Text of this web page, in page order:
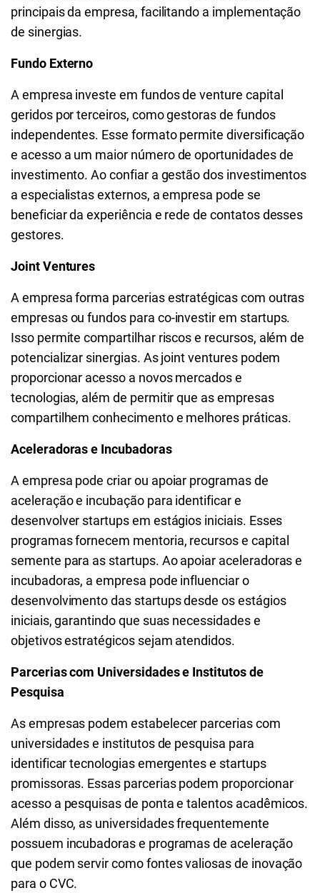
principais da empresa, facilitando a implementação
de sinergias.
Fundo Externo
A empresa investe em fundos de venture capital
geridos por terceiros, como gestoras de fundos
independentes. Esse formato permite diversificação
e acesso a um maior número de oportunidades de
investimento. Ao confiar a gestão dos investimentos
a especialistas externos, a empresa pode se
beneficiar da experiência e rede de contatos desses
gestores.
Joint Ventures
A empresa forma parcerias estratégicas com outras
empresas ou fundos para co-investir em startups.
Isso permite compartilhar riscos e recursos, além de
potencializar sinergias. As joint ventures podem
proporcionar acesso a novos mercados e
tecnologias, além de permitir que as empresas
compartilhem conhecimento e melhores práticas.
Aceleradoras e Incubadoras
A empresa pode criar ou apoiar programas de
aceleração e incubação para identificar e
desenvolver startups em estágios iniciais. Esses
programas fornecem mentoria, recursos e capital
semente para as startups. Ao apoiar aceleradoras e
incubadoras, a empresa pode influenciar o
desenvolvimento das startups desde os estágios
iniciais, garantindo que suas necessidades e
objetivos estratégicos sejam atendidos.
Parcerias com Universidades e Institutos de
Pesquisa
As empresas podem estabelecer parcerias com
universidades e institutos de pesquisa para
identificar tecnologias emergentes e startups
promissoras. Essas parcerias podem proporcionar
acesso a pesquisas de ponta e talentos acadêmicos.
Além disso, as universidades frequentemente
possuem incubadoras e programas de aceleração
que podem servir como fontes valiosas de inovação
para o CVC.